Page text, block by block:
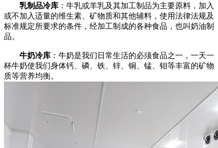
乳制品冷库 ：牛乳或羊乳及其加工制品为主要原料，加入
或不加入适量的维生素、矿物质和其他辅料，使用法律法规及
标准规定所要求的条件，经加工制成的各种食品，也叫奶油制
品。
牛奶冷库 ：牛奶是我们日常生活的必须食品之一，一天一
杯牛奶使我们身体钙、磷、铁、锌、铜、锰、钼等丰富的矿物
质等营养均衡。